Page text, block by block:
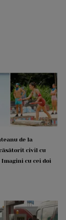
de la
civil cu
cu cei doi